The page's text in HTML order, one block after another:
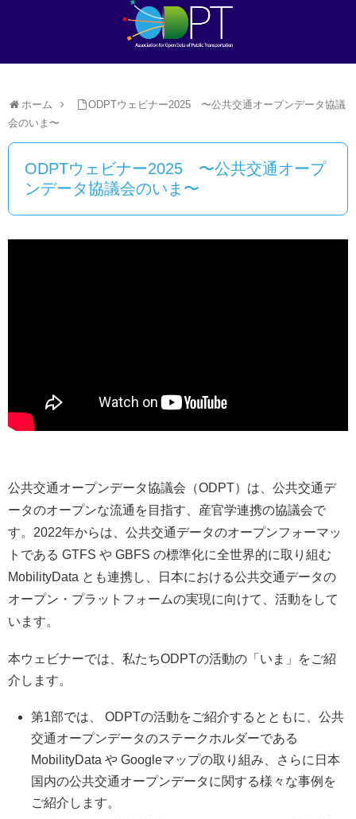
ホーム
ODPTウェビナー2025 〜公共交通オープンデータ協議
会のいま〜
ODPTウェビナー2025 〜公共交通オープ
ンデータ協議会のいま〜
公共交通オープンデータ協議会（ODPT）は、公共交通デ
ータのオープンな流通を目指す、産官学連携の協議会で
す。2022年からは、公共交通データのオープンフォーマッ
トである GTFS や GBFS の標準化に全世界的に取り組む
MobilityData とも連携し、日本における公共交通データの
オープン・プラットフォームの実現に向けて、活動をして
います。
本ウェビナーでは、私たちODPTの活動の「いま」をご紹
介します。
第1部では、 ODPTの活動をご紹介するとともに、公共
交通オープンデータのステークホルダーである
MobilityData や Googleマップの取り組み、さらに日本
国内の公共交通オープンデータに関する様々な事例を
ご紹介します。